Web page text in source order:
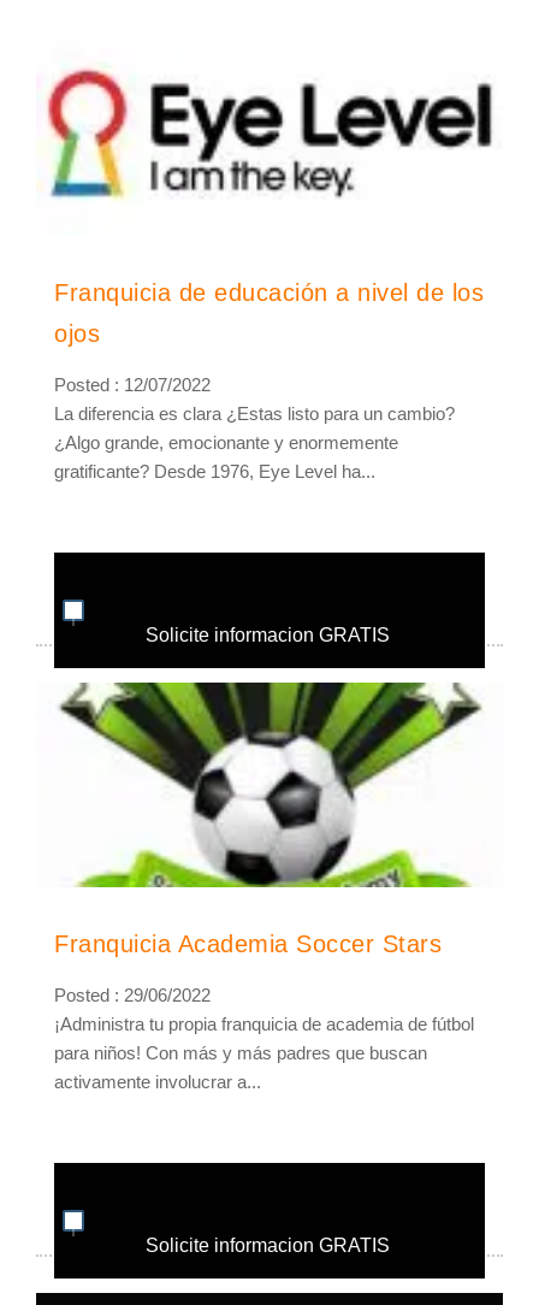
Franquicia de educación a nivel de los
ojos
Posted : 12/07/2022
La diferencia es clara ¿Estas listo para un cambio?
¿Algo grande, emocionante y enormemente
gratificante? Desde 1976, Eye Level ha...
Solicite informacion GRATIS
Franquicia Academia Soccer Stars
Posted : 29/06/2022
¡Administra tu propia franquicia de academia de fútbol
para niños! Con más y más padres que buscan
activamente involucrar a...
Solicite informacion GRATIS